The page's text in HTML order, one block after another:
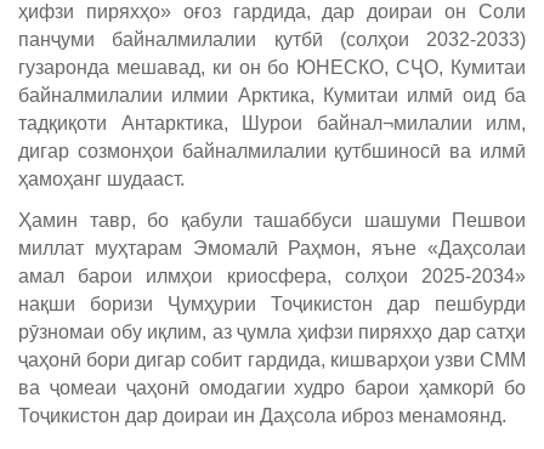
ҳифзи пиряхҳо» оғоз гардида, дар доираи он Соли
панҷуми байналмилалии қутбӣ (солҳои 2032-2033)
гузаронда мешавад, ки он бо ЮНЕСКО, СҶО, Кумитаи
байналмилалии илмии Арктика, Кумитаи илмӣ оид ба
тадқиқоти Антарктика, Шурои байнал¬милалии илм,
дигар созмонҳои байналмилалии қутбшиносӣ ва илмӣ
ҳамоҳанг шудааст.
Ҳамин тавр, бо қабули ташаббуси шашуми Пешвои
миллат муҳтарам Эмомалӣ Раҳмон, яъне «Даҳсолаи
амал барои илмҳои криосфера, солҳои 2025-2034»
нақши боризи Ҷумҳурии Тоҷикистон дар пешбурди
рӯзномаи обу иқлим, аз ҷумла ҳифзи пиряхҳо дар сатҳи
ҷаҳонӣ бори дигар собит гардида, кишварҳои узви СММ
ва ҷомеаи ҷаҳонӣ омодагии худро барои ҳамкорӣ бо
Тоҷикистон дар доираи ин Даҳсола иброз менамоянд.